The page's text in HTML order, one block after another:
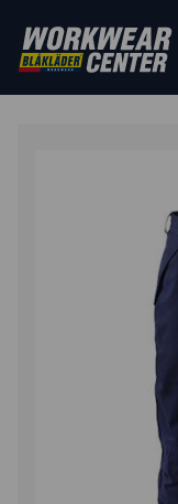
ETUSIVU/ALAOSAT